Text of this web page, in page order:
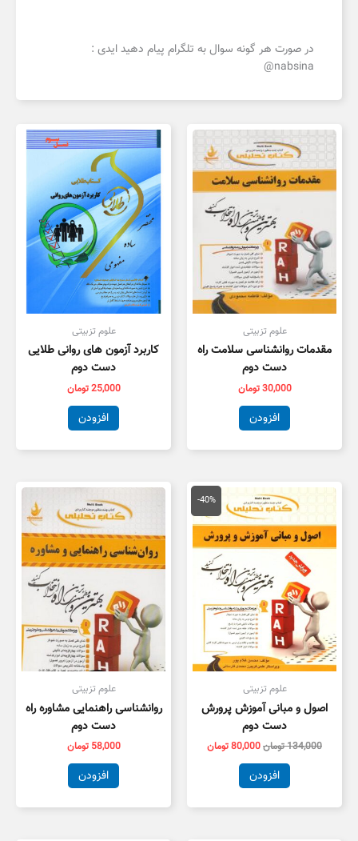
در صورت هر گونه سوال به تلگرام پیام دهید ایدی :
nabsina@
علوم تزبیتی
مقدمات روانشناسی سلامت راه
دست دوم
30,000تومان
افزودن
علوم تزبیتی
کاربرد آزمون های روانی طلایی
دست دوم
25,000تومان
افزودن
-40%
علوم تزبیتی
اصول و مبانی آموزش پرورش
دست دوم
134,000تومان
قیمت
اصلی
134,000 تومان
بود.
80,000تومان
قیمت
فعلی
است.
افزودن
علوم تزبیتی
روانشناسی راهنمایی مشاوره راه
دست دوم
58,000 تومان
افزودن